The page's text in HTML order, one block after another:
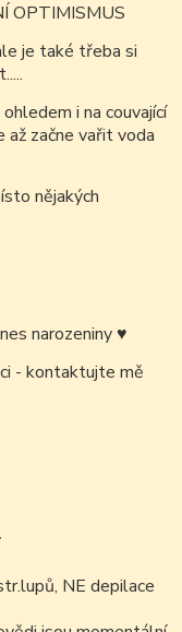
OPTIMISMUS
je také třeba si
i na couvající
až začne vařit voda
nějakých
narozeniny♥
- kontaktujte mě
NE depilace